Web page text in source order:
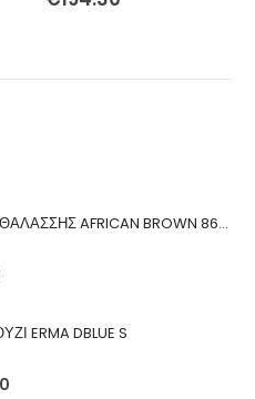
LINO ΠΕΤΣΕΤΑ ΘΑΛΑΣΣΗΣ AFRICAN BROWN 86X160
ERMA DBLUE S